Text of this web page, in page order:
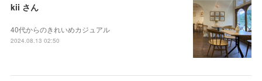
kii さん
40代からのきれいめカジュアル
2024.08.13 02:50